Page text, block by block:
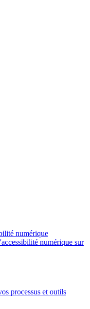
numérique
numérique sur
processus et outils